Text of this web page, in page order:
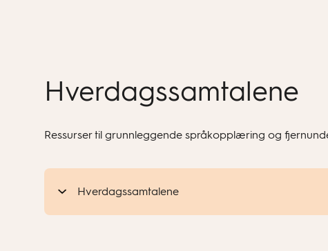
Hverdagssamtalene
Ressurser til grunnleggende språkopplæring og
Hverdagssamtalene